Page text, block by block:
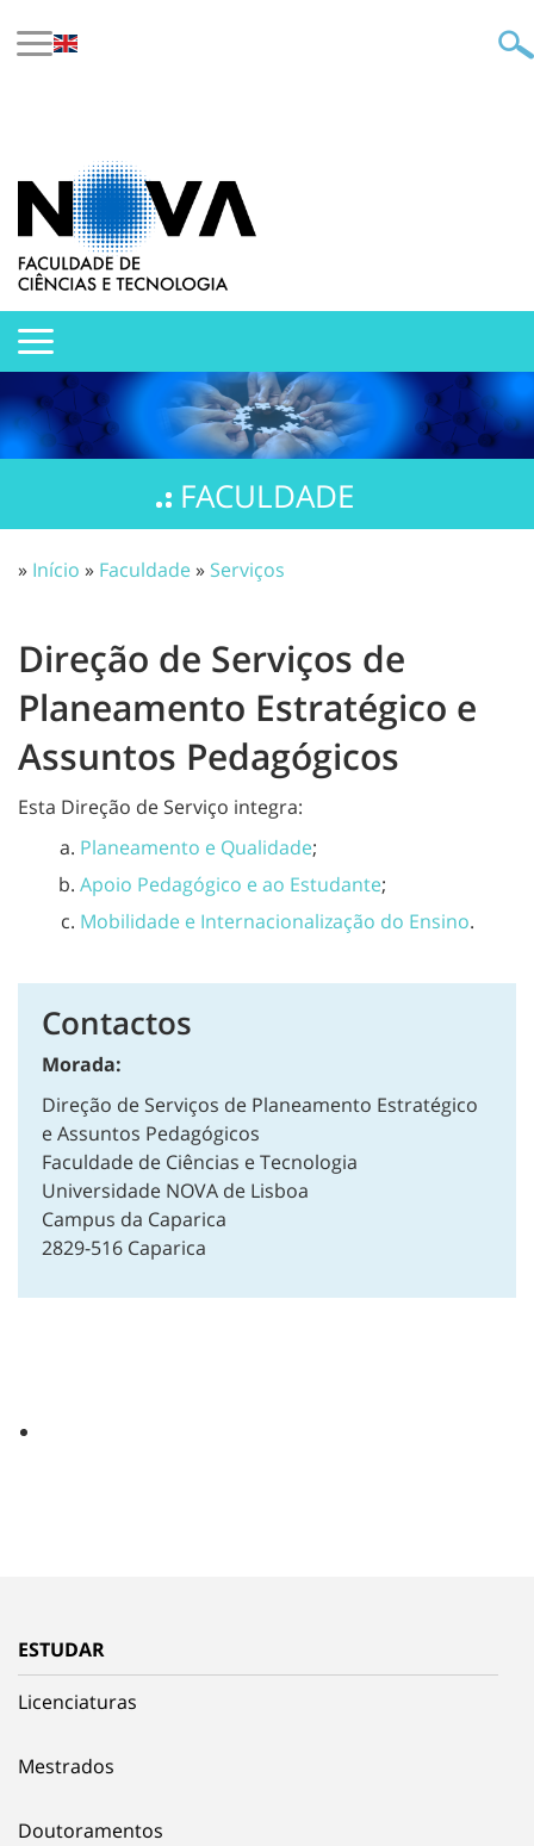
FACULDADE
» Início » Faculdade» Serviços
Direção de Serviços de
Planeamento Estratégico e
Assuntos Pedagógicos
Esta Direção de Serviço integra:
Planeamento e Qualidade;
Apoio Pedagógico e ao Estudante;
Mobilidade e Internacionalização do Ensino.
Contactos
Morada:
Direção de Serviços de Planeamento Estratégico
e Assuntos Pedagógicos
Faculdade de Ciências e Tecnologia
Universidade NOVA de Lisboa
Campus da Caparica
2829-516 Caparica
ESTUDAR
Licenciaturas
Mestrados
Doutoramentos